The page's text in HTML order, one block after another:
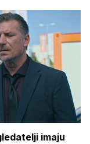
imaju